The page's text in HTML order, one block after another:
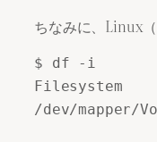
ちなみに、Linux
$ df -i
Filesystem
/dev/mapper/